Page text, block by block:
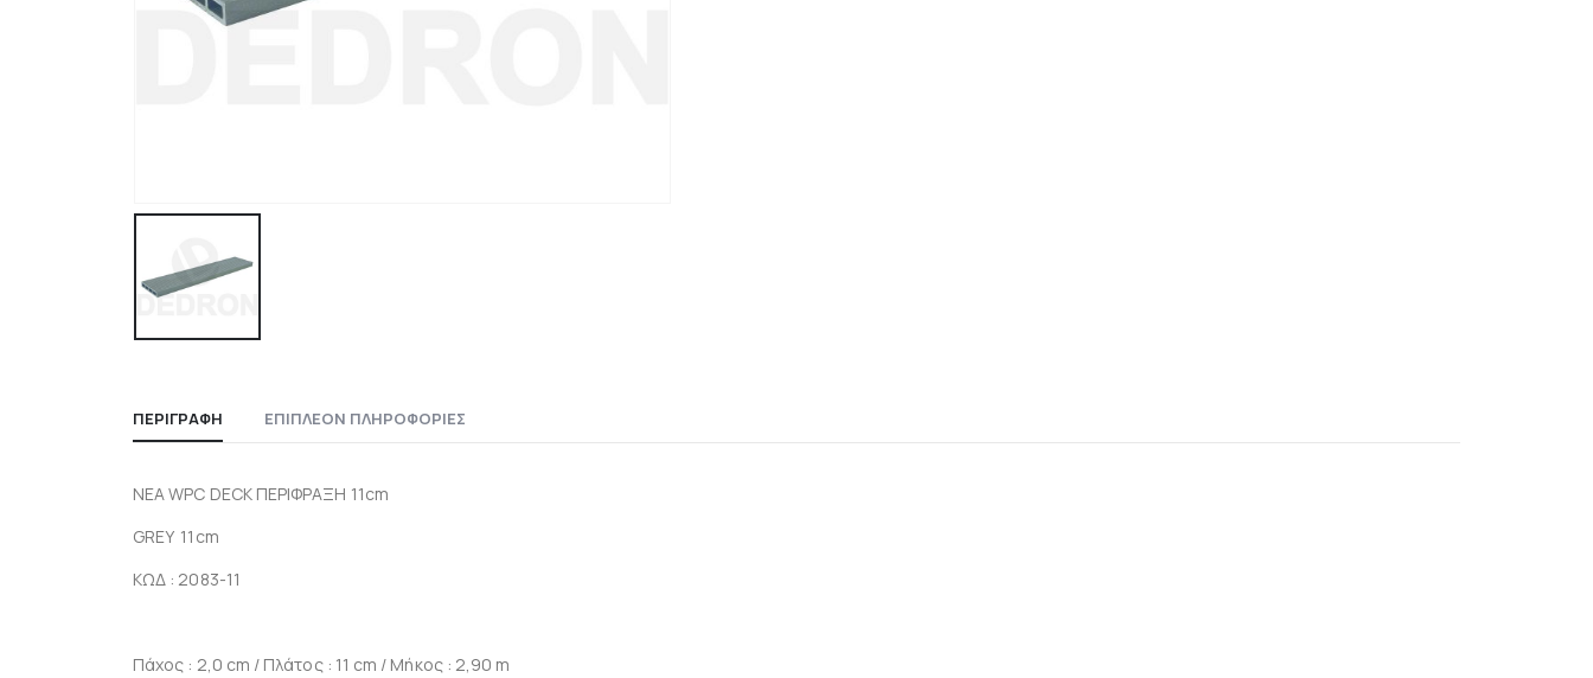
ΠΕΡΙΓΡΑΦΉ ΕΠΙΠΛΈΟΝ ΠΛΗΡΟΦΟΡΊΕΣ
NEA WPC DECK ΠΕΡΙΦΡΑΞΗ 11cm
GREY 11cm
ΚΩΔ : 2083-11
Πάχος : 2,0 cm / Πλάτος : 11 cm / Μήκος : 2,90 m